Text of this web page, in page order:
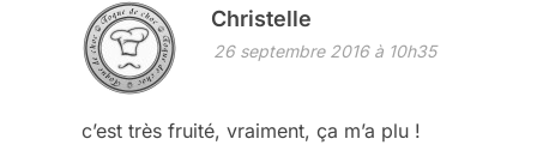
Christelle
26 septembre 2016 à 10h35
c’est très fruité, vraiment, ça m’a plu !